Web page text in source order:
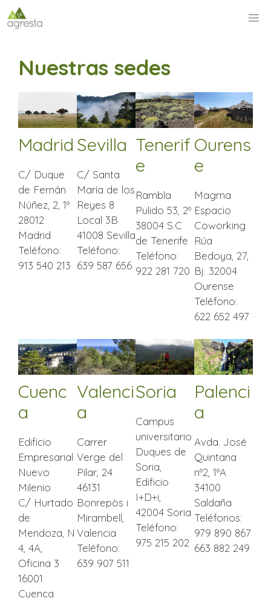
Saltar
al
Nuestras sedes
Madrid
C/ Duque
de Fernán
Núñez, 2, 1º
28012
Madrid
Teléfono:
913 540 213
Sevilla
C/ Santa
María de los
Reyes 8
Local 3B
41008 Sevilla
Teléfono:
639 587 656
Tenerif
e
Rambla
Pulido 53, 2º
38004 S.C
de Tenerife
Teléfono:
922 281 720‎
Ourens
e
Magma
Espacio
Coworking
Rúa
Bedoya, 27,
Bj. 32004
Ourense
Teléfono:
622 652 497
Cuenc
a
Edificio
Empresarial
Nuevo
Milenio
C/ Hurtado
de
Mendoza, N
4, 4A,
Oficina 3
16001
Cuenca
Valenci
a
Carrer
Verge del
Pilar, 24
46131
Bonrepòs i
Mirambell,
Valencia
Teléfono:
639 907 511
Soria
Campus
universitario
Duques de
Soria,
Edificio
I+D+i,
42004 Soria
Teléfono:
975 215 202
Palenci
a
Avda. José
Quintana
nº2, 1ºA
34100
Saldaña
Teléfonos:
979 890 867
663 882 249